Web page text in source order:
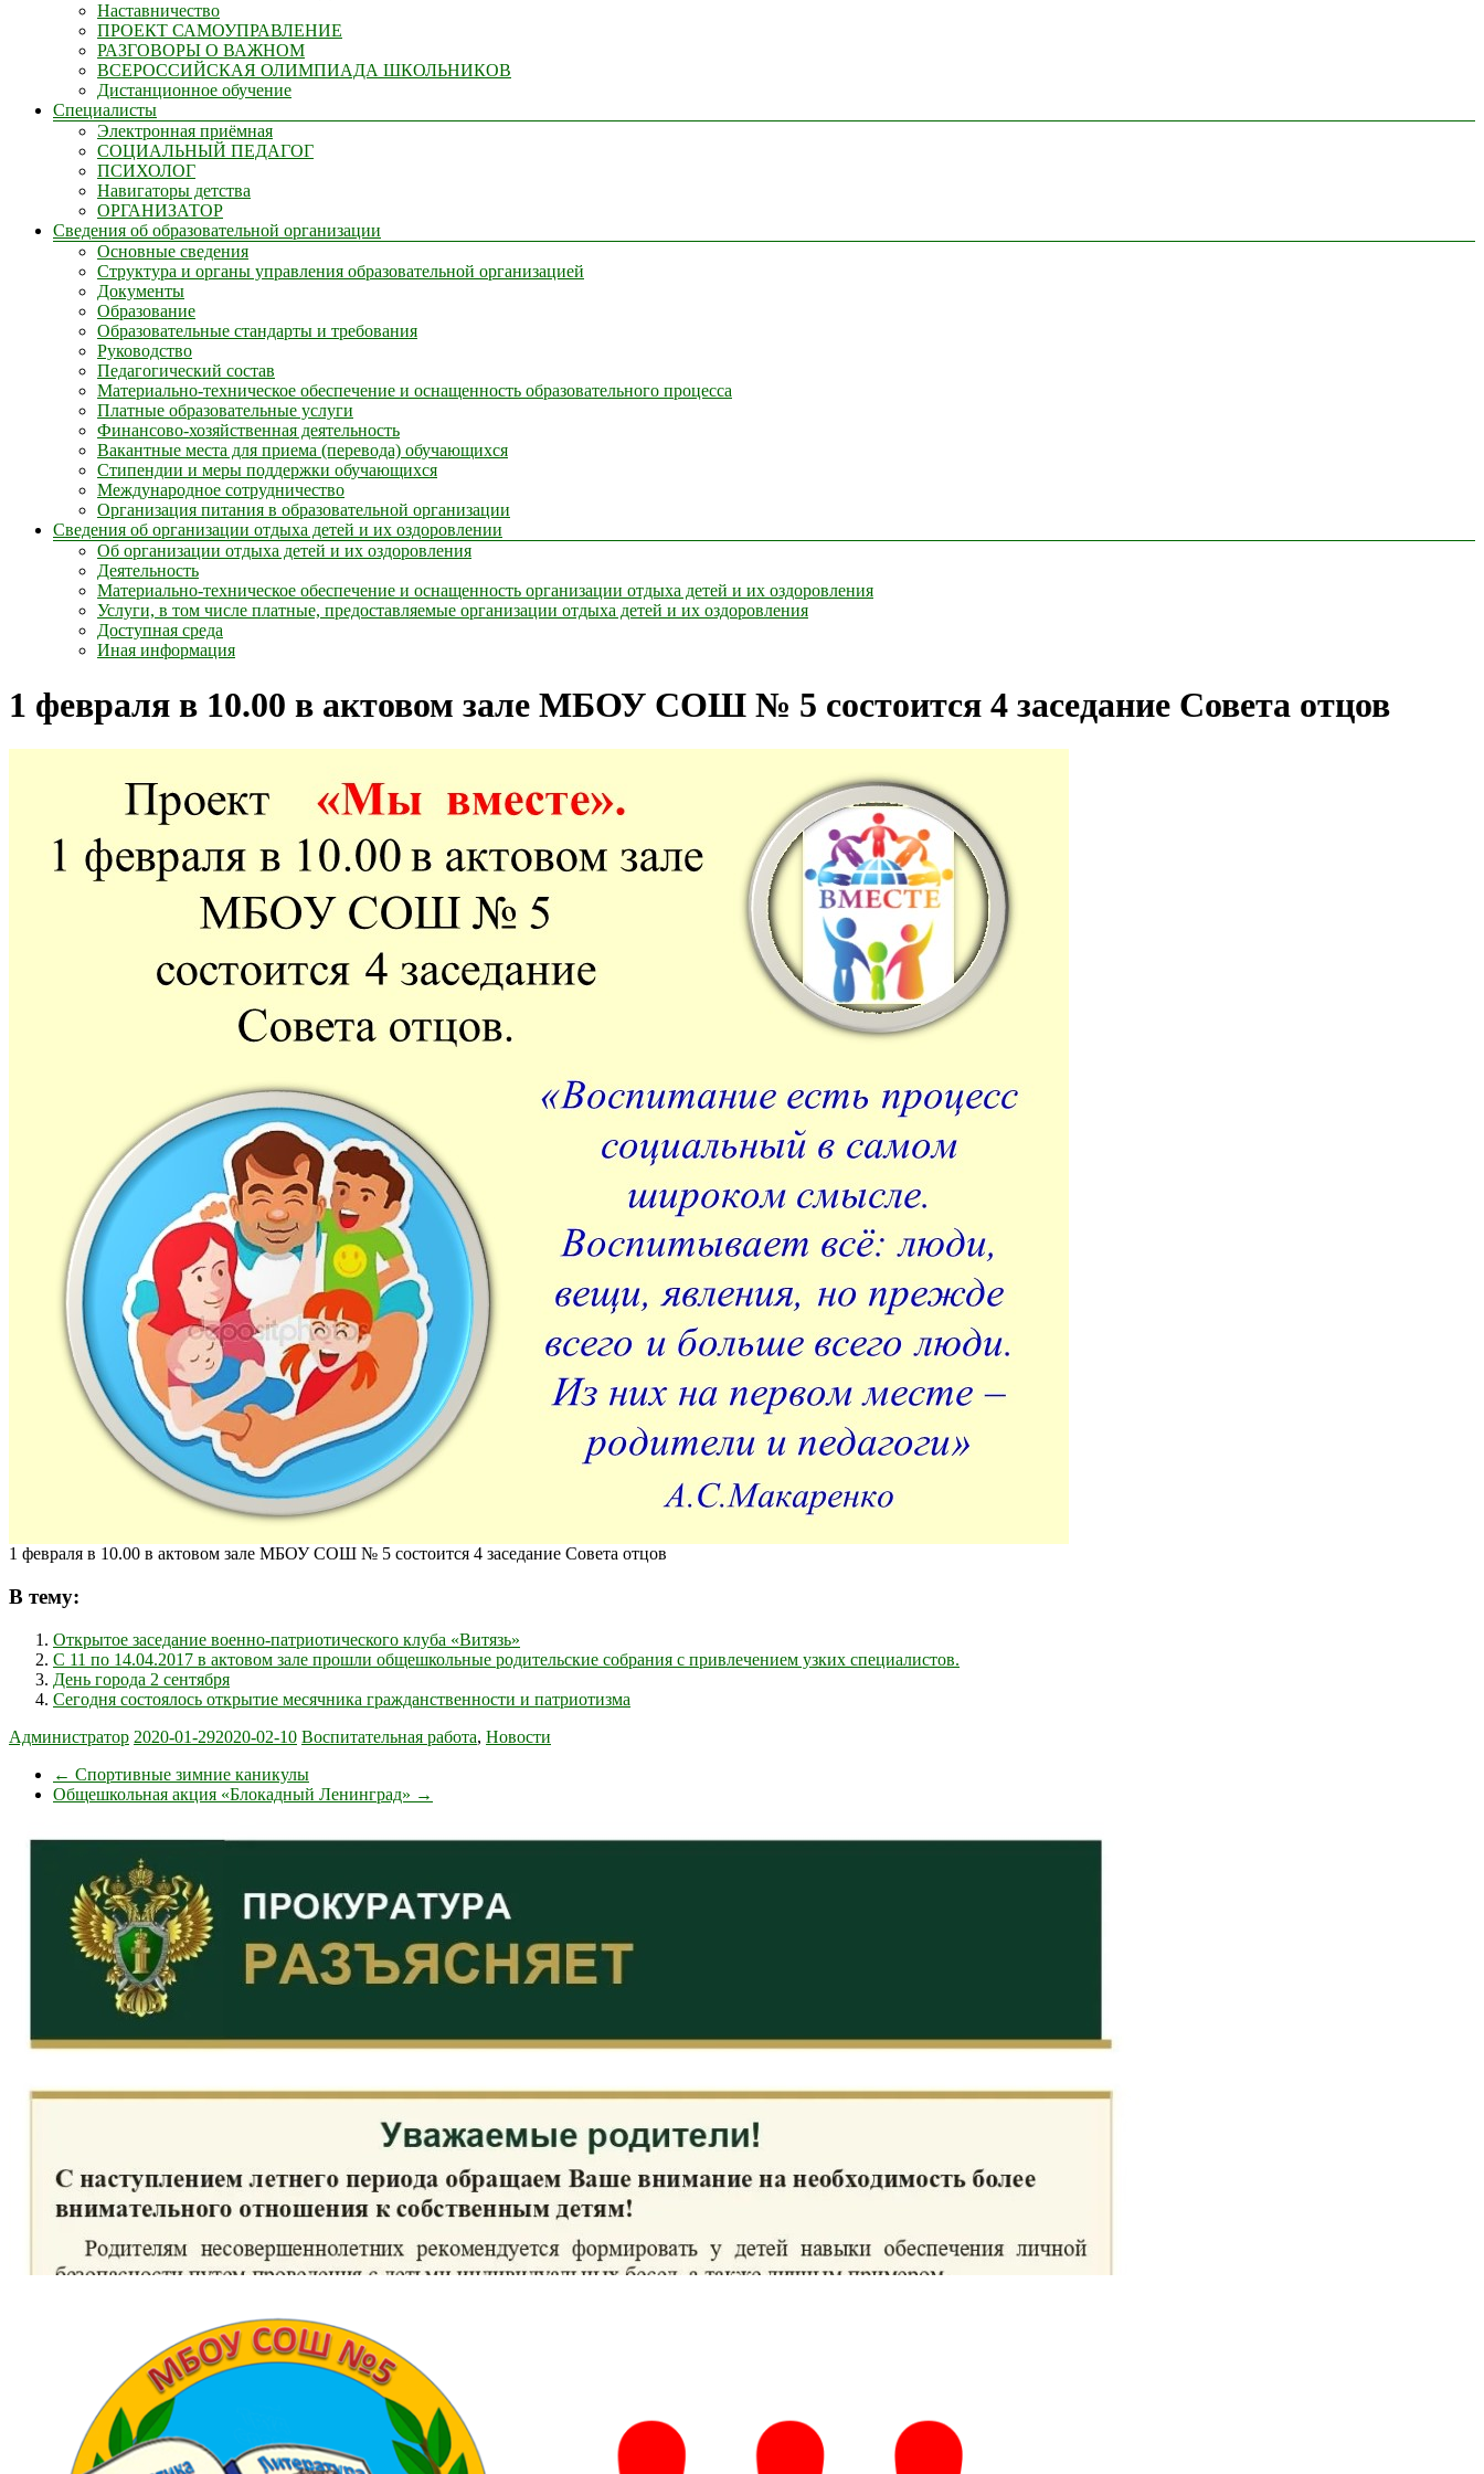
Наставничество
ПРОЕКТ САМОУПРАВЛЕНИЕ
РАЗГОВОРЫ О ВАЖНОМ
ВСЕРОССИЙСКАЯ ОЛИМПИАДА ШКОЛЬНИКОВ
Дистанционное обучение
Специалисты
Электронная приёмная
СОЦИАЛЬНЫЙ ПЕДАГОГ
ПСИХОЛОГ
Навигаторы детства
ОРГАНИЗАТОР
Сведения об образовательной организации
Основные сведения
Структура и органы управления образовательной организацией
Документы
Образование
Образовательные стандарты и требования
Руководство
Педагогический состав
Материально-техническое обеспечение и оснащенность образовательного процесса
Платные образовательные услуги
Финансово-хозяйственная деятельность
Вакантные места для приема (перевода) обучающихся
Стипендии и меры поддержки обучающихся
Международное сотрудничество
Организация питания в образовательной организации
Сведения об организации отдыха детей и их оздоровлении
Об организации отдыха детей и их оздоровления
Деятельность
Материально-техническое обеспечение и оснащенность организации отдыха детей и их оздоровления
Услуги, в том числе платные, предоставляемые организации отдыха детей и их оздоровления
Доступная среда
Иная информация
1 февраля в 10.00 в актовом зале МБОУ СОШ № 5 состоится 4 заседание Совета отцов
1 февраля в 10.00 в актовом зале МБОУ СОШ № 5 состоится 4 заседание Совета отцов
В тему:
Открытое заседание военно-патриотического клуба «Витязь»
С 11 по 14.04.2017 в актовом зале прошли общешкольные родительские собрания с привлечением узких специалистов.
День города 2 сентября
Сегодня состоялось открытие месячника гражданственности и патриотизма
Администратор 2020-01-292020-02-10 Воспитательная работа, Новости
← Спортивные зимние каникулы
Общешкольная акция «Блокадный Ленинград» →